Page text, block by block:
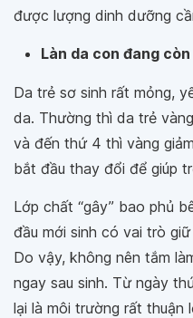
được lượng dinh dưỡng
Làn da con đang
Da trẻ sơ sinh rất mỏng,
da. Thường thì da trẻ
và đến thứ 4 thì vàng
bắt đầu thay đổi để giúp
Lớp chất “gây” bao phủ
đầu mới sinh có vai trò
Do vậy, không nên tắm
ngay sau sinh. Từ ngày
lại là môi trường rất thuận